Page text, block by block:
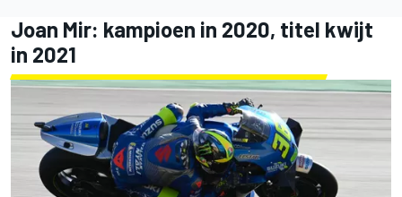
Joan Mir: kampioen in 2020, titel kwijt
in 2021